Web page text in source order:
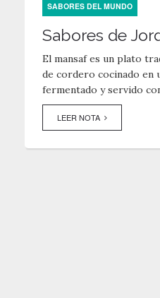
SABORES DEL MUNDO
Sabores de
El mansaf es un plato
de cordero cocinado en
fermentado y servido
LEER NOTA